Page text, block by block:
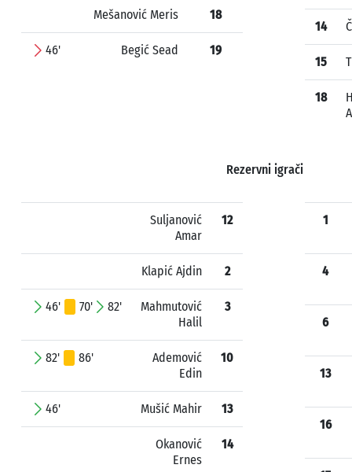
Mešanović Meris 18
46' Begić Sead 19
14
15
18
Rezervni igrači
Suljanović
Amar
12
Klapić Ajdin 2
46' 70' 82'
Mahmutović
Halil
3
82' 86'
Ademović
Edin
10
46' Mušić Mahir 13
Okanović
Ernes
14
1
4
6
13
16